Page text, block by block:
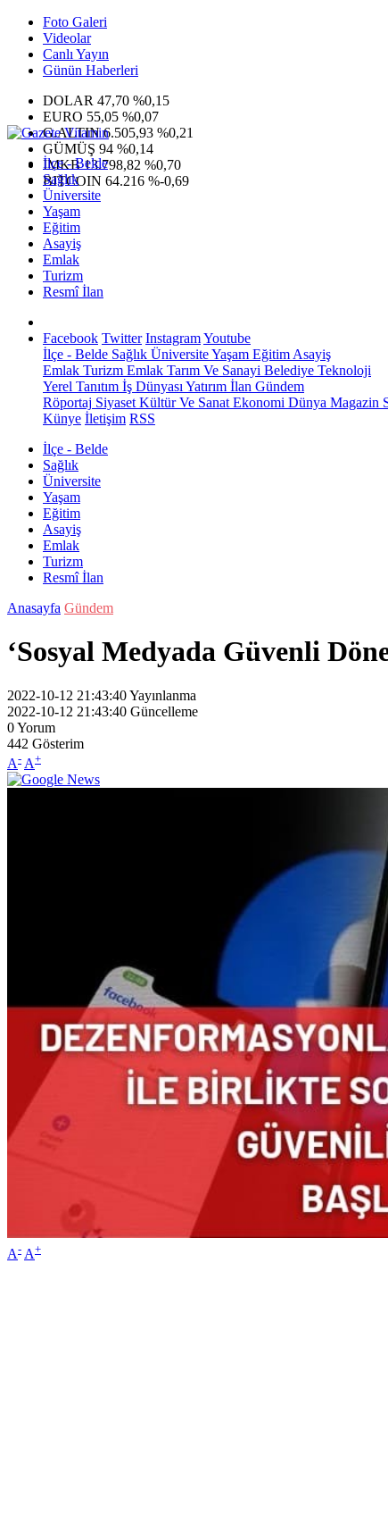
Foto Galeri
Videolar
Canlı Yayın
Günün Haberleri
DOLAR 47,70 %0,15
EURO 55,05 %0,07
G.ALTIN6.505,93 %0,21
GÜMÜŞ 94 %0,14
IMKB13.798,82 %0,70
BITCOIN 64.216 %-0,69
İlçe - Belde
Sağlık
Üniversite
Yaşam
Eğitim
Asayiş
Emlak
Turizm
Resmî İlan
Facebook Twitter InstagramYoutube
İlçe - Belde Sağlık ÜniversiteYaşam Eğitim Asayiş
Emlak Turizm Emlak Tarım Ve Sanayi Belediye Teknoloji
Yerel Tanıtım İş Dünyası Yatırım İlan Gündem
Röportaj Siyaset Kültür Ve Sanat Ekonomi Dünya Magazin
Künye İletişim RSS
İlçe - Belde
Sağlık
Üniversite
Yaşam
Eğitim
Asayiş
Emlak
Turizm
Resmî İlan
Anasayfa Gündem
‘Sosyal Medyada Güvenli
2022-10-12 21:43:40Yayınlanma
2022-10-12 21:43:40 Güncelleme
0Yorum
442 Gösterim
A- A+
A- A+